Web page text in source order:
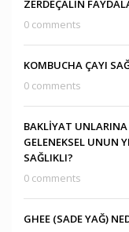
ZERDEÇALIN
0 comments
KOMBUCHA ÇAYI
0 comments
BAKLİYAT
GELENEKSEL UNUN
SAĞLIKLI?
0 comments
GHEE (SADE YAĞ)